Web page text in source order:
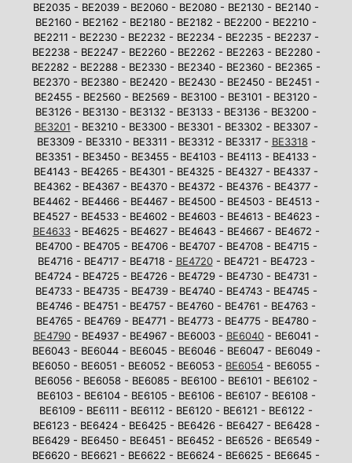
BE2035 - BE2039 - BE2060 - BE2080 - BE2130 - BE2140 -
BE2160 - BE2162 - BE2180 - BE2182 - BE2200 - BE2210 -
BE2211 - BE2230 - BE2232 - BE2234 - BE2235 - BE2237 -
BE2238 - BE2247 - BE2260 - BE2262 - BE2263 - BE2280 -
BE2282 - BE2288 - BE2330 - BE2340 - BE2360 - BE2365 -
BE2370 - BE2380 - BE2420 - BE2430 - BE2450 - BE2451 -
BE2455 - BE2560 - BE2569 - BE3100 - BE3101 - BE3120 -
BE3126 - BE3130 - BE3132 - BE3133 - BE3136 - BE3200 -
BE3201 - BE3210 - BE3300 - BE3301 - BE3302 - BE3307 -
BE3309 - BE3310 - BE3311 - BE3312 - BE3317 - BE3318-
BE3351 - BE3450 - BE3455 - BE4103 - BE4113 - BE4133 -
BE4143 - BE4265 - BE4301 - BE4325 - BE4327 - BE4337 -
BE4362 - BE4367 - BE4370 - BE4372 - BE4376 - BE4377 -
BE4462 - BE4466 - BE4467 - BE4500 - BE4503 - BE4513 -
BE4527 - BE4533 - BE4602 - BE4603 - BE4613 - BE4623 -
BE4633- BE4625 - BE4627 - BE4643 - BE4667 - BE4672 -
BE4700 - BE4705 - BE4706 - BE4707 - BE4708 - BE4715 -
BE4716 - BE4717 - BE4718 - BE4720- BE4721 - BE4723 -
BE4724 - BE4725 - BE4726 - BE4729 - BE4730 - BE4731 -
BE4733 - BE4735 - BE4739 - BE4740 - BE4743 - BE4745 -
BE4746 - BE4751 - BE4757 - BE4760 - BE4761 - BE4763 -
BE4765 - BE4769 - BE4771 - BE4773 - BE4775 - BE4780 -
BE4790- BE4937 - BE4967 - BE6003 - BE6040- BE6041 -
BE6043 - BE6044 - BE6045 - BE6046 - BE6047 - BE6049 -
BE6050 - BE6051 - BE6052 - BE6053 - BE6054 - BE6055 -
BE6056 - BE6058 - BE6085 - BE6100 - BE6101 - BE6102 -
BE6103 - BE6104 - BE6105 - BE6106 - BE6107 - BE6108 -
BE6109 - BE6111 - BE6112 - BE6120 - BE6121 - BE6122 -
BE6123 - BE6424 - BE6425 - BE6426 - BE6427 - BE6428 -
BE6429 - BE6450 - BE6451 - BE6452 - BE6526 - BE6549 -
BE6620 - BE6621 - BE6622 - BE6624 - BE6625 - BE6645 -